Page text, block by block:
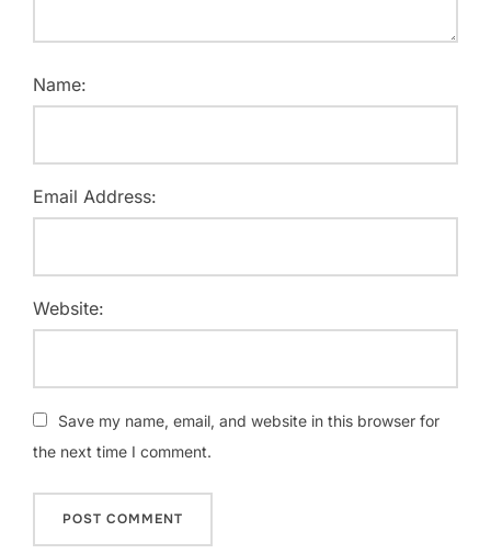
Name:
Email Address:
Website:
Save my name, email, and website in this browser for
the next time I comment.